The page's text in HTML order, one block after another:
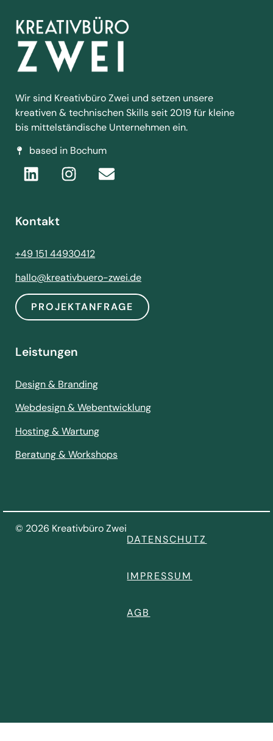
Wir sind Kreativbüro Zwei und setzen unsere
kreativen & technischen Skills seit 2019 für kleine
bis mittelständische Unternehmen ein.
based in Bochum
Kontakt
+49 151 44930412
hallo@kreativbuero-zwei.de
PROJEKTANFRAGE
Leistungen
Design & Branding
Webdesign & Webentwicklung
Hosting & Wartung
Beratung & Workshops
© 2026 Kreativbüro Zwei
DATENSCHUTZ
IMPRESSUM
AGB